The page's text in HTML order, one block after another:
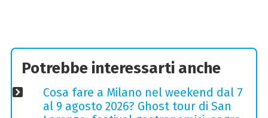
Potrebbe interessarti anche
Cosa fare a Milano nel weekend dal 7
al 9 agosto 2026? Ghost tour di San